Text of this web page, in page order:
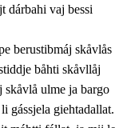
dárbahi vaj bessi
berustibmáj skåvlås
båhti skåvllåj
skåvlå ulme ja bargo
gássjela giehtadallat.